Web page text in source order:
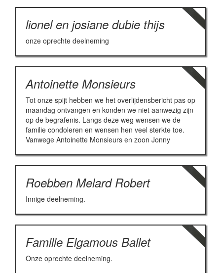
lionel en josiane dubie thijs
onze oprechte deelneming
Antoinette Monsieurs
Tot onze spijt hebben we het overlijdensbericht pas op
maandag ontvangen en konden we niet aanwezig zijn
op de begrafenis. Langs deze weg wensen we de
familie condoleren en wensen hen veel sterkte toe.
Vanwege Antoinette Monsieurs en zoon Jonny
Roebben Melard Robert
Innige deelneming.
Familie Elgamous Ballet
Onze oprechte deelneming.